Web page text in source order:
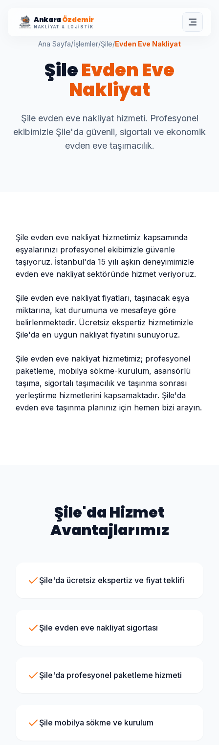
AnkaraÖzdemir
NAKLIYAT & LOJISTIK
Ana Sayfa/İşlemler/Şile/Evden Eve Nakliyat
ŞileEvden Eve
Nakliyat
Şile evden eve nakliyat hizmeti. Profesyonel
ekibimizle Şile'da güvenli, sigortalı ve ekonomik
evden eve taşımacılık.
Şile evden eve nakliyat hizmetimiz kapsamında
eşyalarınızı profesyonel ekibimizle güvenle
taşıyoruz. İstanbul'da 15 yılı aşkın deneyimimizle
evden eve nakliyat sektöründe hizmet veriyoruz.
Şile evden eve nakliyat fiyatları, taşınacak eşya
miktarına, kat durumuna ve mesafeye göre
belirlenmektedir. Ücretsiz ekspertiz hizmetimizle
Şile'da en uygun nakliyat fiyatını sunuyoruz.
Şile evden eve nakliyat hizmetimiz; profesyonel
paketleme, mobilya sökme-kurulum, asansörlü
taşıma, sigortalı taşımacılık ve taşınma sonrası
yerleştirme hizmetlerini kapsamaktadır. Şile'da
evden eve taşınma planınız için hemen bizi arayın.
Şile'da Hizmet
Avantajlarımız
Şile'da ücretsiz ekspertiz ve fiyat teklifi
Şile evden eve nakliyat sigortası
Şile'da profesyonel paketleme hizmeti
Şile mobilya sökme ve kurulum